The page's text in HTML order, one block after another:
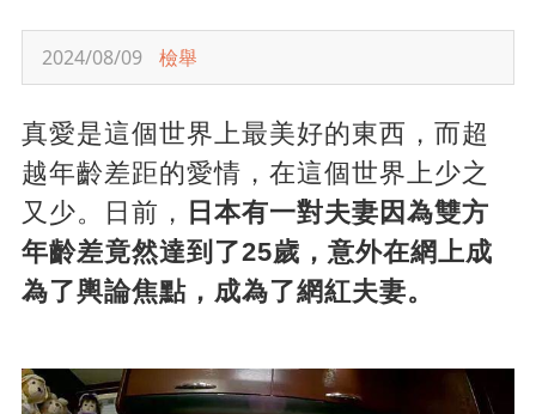
2024/08/09 檢舉
真愛是這個世界上最美好的東西，而超
越年齡差距的愛情，在這個世界上少之
又少。日前，
日本有一對夫妻因為雙方
年齡差竟然達到了25歲，意外在網上成
為了輿論焦點，成為了網紅夫妻。